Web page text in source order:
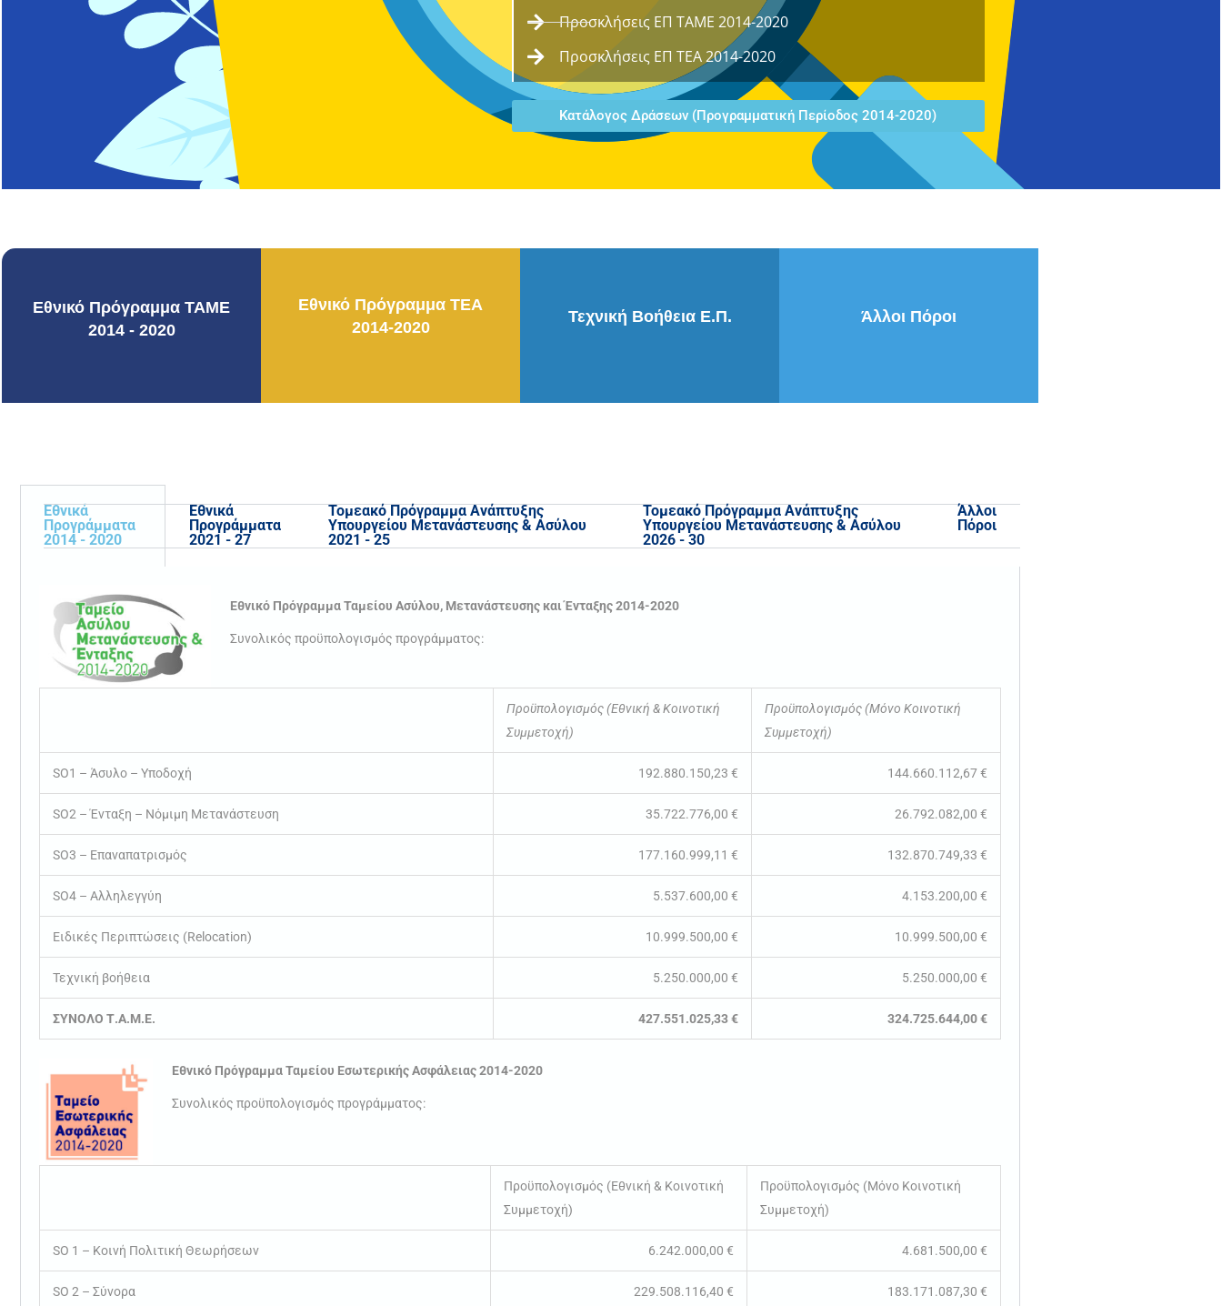
Προσκλήσεις ΕΠ ΤΑΜΕ 2014-2020
Προσκλήσεις ΕΠ ΤΕΑ 2014-2020
Κατάλογος Δράσεων (Προγραμματική Περίοδος 2014-2020)
Εθνικό Πρόγραμμα ΤΑΜΕ
2014 - 2020
Εθνικό Πρόγραμμα ΤΕΑ
2014-2020
Τεχνική Βοήθεια Ε.Π. Άλλοι Πόροι
Εθνικά
Προγράμματα
2014 - 2020
Εθνικά
Προγράμματα
2021 - 27
Τομεακό Πρόγραμμα Ανάπτυξης
Υπουργείου Μετανάστευσης & Ασύλου
2021 - 25
Τομεακό Πρόγραμμα Ανάπτυξης
Υπουργείου Μετανάστευσης & Ασύλου
2026 - 30
Άλλοι
Πόροι
Εθνικό Πρόγραμμα Ταμείου Ασύλου, Μετανάστευσης και Ένταξης 2014-2020
Συνολικός προϋπολογισμός προγράμματος:
Προϋπολογισμός (Εθνική & Κοινοτική
Συμμετοχή)
Προϋπολογισμός (Μόνο Κοινοτική
Συμμετοχή)
SO1 – Άσυλο – Υποδοχή 192.880.150,23 € 144.660.112,67 €
SO2 – Ένταξη – Νόμιμη Μετανάστευση 35.722.776,00 € 26.792.082,00 €
SO3 – Επαναπατρισμός 177.160.999,11 € 132.870.749,33 €
SO4 – Αλληλεγγύη 5.537.600,00 € 4.153.200,00 €
Ειδικές Περιπτώσεις (Relocation) 10.999.500,00 € 10.999.500,00 €
Τεχνική βοήθεια 5.250.000,00 € 5.250.000,00 €
ΣΥΝΟΛΟ Τ.Α.Μ.Ε. 427.551.025,33 € 324.725.644,00 €
Εθνικό Πρόγραμμα Ταμείου Εσωτερικής Ασφάλειας 2014-2020
Συνολικός προϋπολογισμός προγράμματος:
Προϋπολογισμός (Εθνική & Κοινοτική
Συμμετοχή)
Προϋπολογισμός (Μόνο Κοινοτική
Συμμετοχή)
SO 1 – Κοινή Πολιτική Θεωρήσεων 6.242.000,00 € 4.681.500,00 €
SO 2 – Σύνορα 229.508.116,40 € 183.171.087,30 €